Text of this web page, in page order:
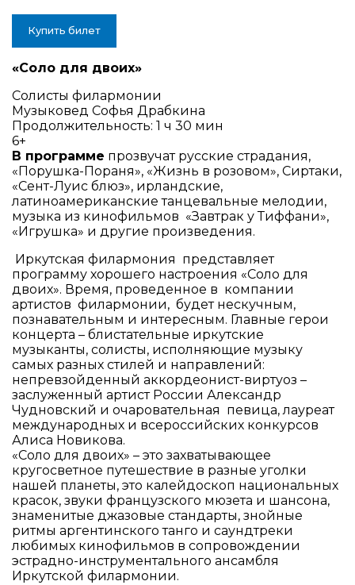
Купить билет
«Соло для двоих»
Солисты филармонии
Музыковед Софья Драбкина
Продолжительность: 1 ч 30 мин
6+
В программе прозвучат русские страдания,
«Порушка-Пораня», «Жизнь в розовом», Сиртаки,
«Сент-Луис блюз», ирландские,
латиноамериканские танцевальные мелодии,
музыка из кинофильмов «Завтрак у Тиффани»,
«Игрушка» и другие произведения.
Иркутская филармония представляет
программу хорошего настроения «Соло для
двоих». Время, проведенное в компании
артистов филармонии, будет нескучным,
познавательным и интересным. Главные герои
концерта – блистательные иркутские
музыканты, солисты, исполняющие музыку
самых разных стилей и направлений:
непревзойденный аккордеонист-виртуоз –
заслуженный артист России Александр
Чудновский и очаровательная певица, лауреат
международных и всероссийских конкурсов
Алиса Новикова.
«Соло для двоих» – это захватывающее
кругосветное путешествие в разные уголки
нашей планеты, это калейдоскоп национальных
красок, звуки французского мюзета и шансона,
знаменитые джазовые стандарты, знойные
ритмы аргентинского танго и саундтреки
любимых кинофильмов в сопровождении
эстрадно-инструментального ансамбля
Иркутской филармонии.